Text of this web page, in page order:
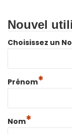
Nouvel
Choisissez un
Prénom*
Nom*